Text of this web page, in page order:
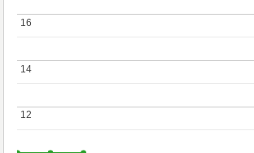
12
12
14
14
16
16